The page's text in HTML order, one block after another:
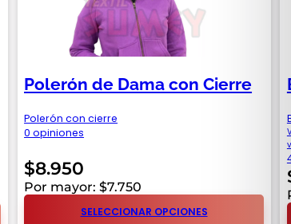
Polerón de Dama con Cierre
Polerón con cierre
0 opiniones
$8.950
Por mayor: $7.750
SELECCIONAR OPCIONES